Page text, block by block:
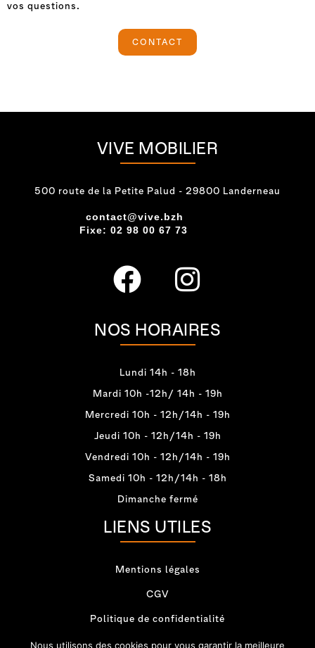
vos questions.
CONTACT
VIVE MOBILIER
500 route de la Petite Palud - 29800 Landerneau
contact@vive.bzh
Fixe: 02 98 00 67 73
NOS HORAIRES
Lundi 14h - 18h
Mardi 10h -12h/ 14h - 19h
Mercredi 10h - 12h/14h - 19h
Jeudi 10h - 12h/14h - 19h
Vendredi 10h - 12h/14h - 19h
Samedi 10h - 12h/14h - 18h
Dimanche fermé
LIENS UTILES
Mentions légales
CGV
Politique de confidentialité
Catalogues à télécharger
Nous utilisons des cookies pour vous garantir la meilleure